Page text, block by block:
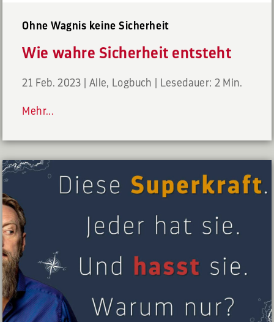
Ohne Wagnis keine Sicherheit
Wie wahre Sicherheit entsteht
21 Feb. 2023 Alle, Logbuch Lesedauer: 2 Min.
Mehr...